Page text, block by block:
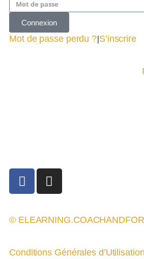
Connexion
Mot de passe perdu ?|S’inscrire
©
Conditions Générales d’Utilisation